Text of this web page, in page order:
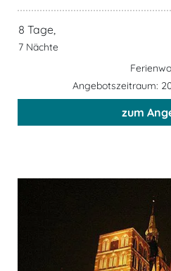
8 Tage,
7 Nächte
Angebotszeitraum:
zum